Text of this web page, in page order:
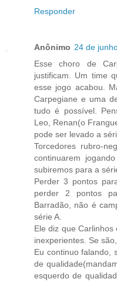
Responder
Anônimo 24 de
Esse choro de
justificam. Um time
esse jogo acabou.
Carpegiane e uma
tudo é possível.
Leo, Renan(o
pode ser levado a
Torcedores rubro-
continuarem
subiremos para a
Perder 3 pontos
perder 2 pontos
Barradão, não é
série A.
Ele diz que
inexperientes. Se
Eu continuo falando,
de
esquerdo de